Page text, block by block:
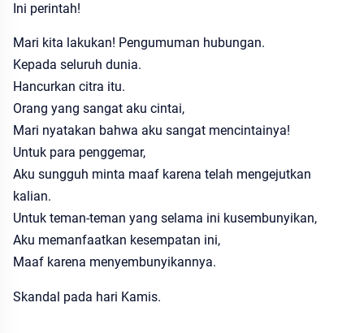
Ini perintah!
Mari kita lakukan! Pengumuman hubungan.
Kepada seluruh dunia.
Hancurkan citra itu.
Orang yang sangat aku cintai,
Mari nyatakan bahwa aku sangat mencintainya!
Untuk para penggemar,
Aku sungguh minta maaf karena telah mengejutkan
kalian.
Untuk teman-teman yang selama ini kusembunyikan,
Aku memanfaatkan kesempatan ini,
Maaf karena menyembunyikannya.
Skandal pada hari Kamis.